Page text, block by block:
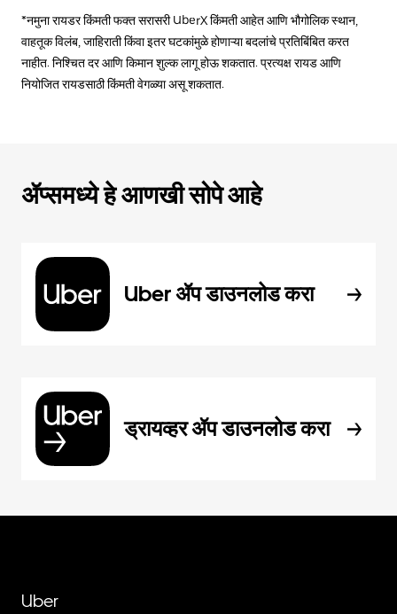
*नमुना रायडर किंमती फक्त सरासरी UberX किंमती आहेत आणि भौगोलिक स्थान,
वाहतूक विलंब, जाहिराती किंवा इतर घटकांमुळे होणाऱ्या बदलांचे प्रतिबिंबित करत
नाहीत. निश्चित दर आणि किमान शुल्क लागू होऊ शकतात. प्रत्यक्ष रायड आणि
नियोजित रायडसाठी किंमती वेगळ्या असू शकतात.
ॲप्समध्ये हे आणखी सोपे आहे
Uber ॲप डाउनलोड करा
ड्रायव्हर ॲप डाउनलोड करा
Uber